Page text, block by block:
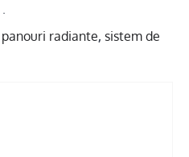
.
panouri radiante, sistem de